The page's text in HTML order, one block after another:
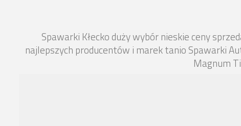
Spawarki Kłecko duży wybór nieskie ceny
najlepszych producentów i marek tanio Spawarki
Magnum